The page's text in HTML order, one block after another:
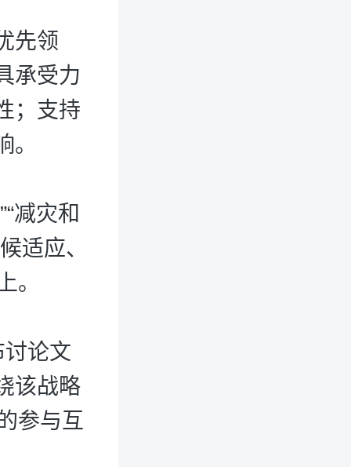
先领
承受力
；支持
减灾和
适应、
。
论文
该战略
参与互